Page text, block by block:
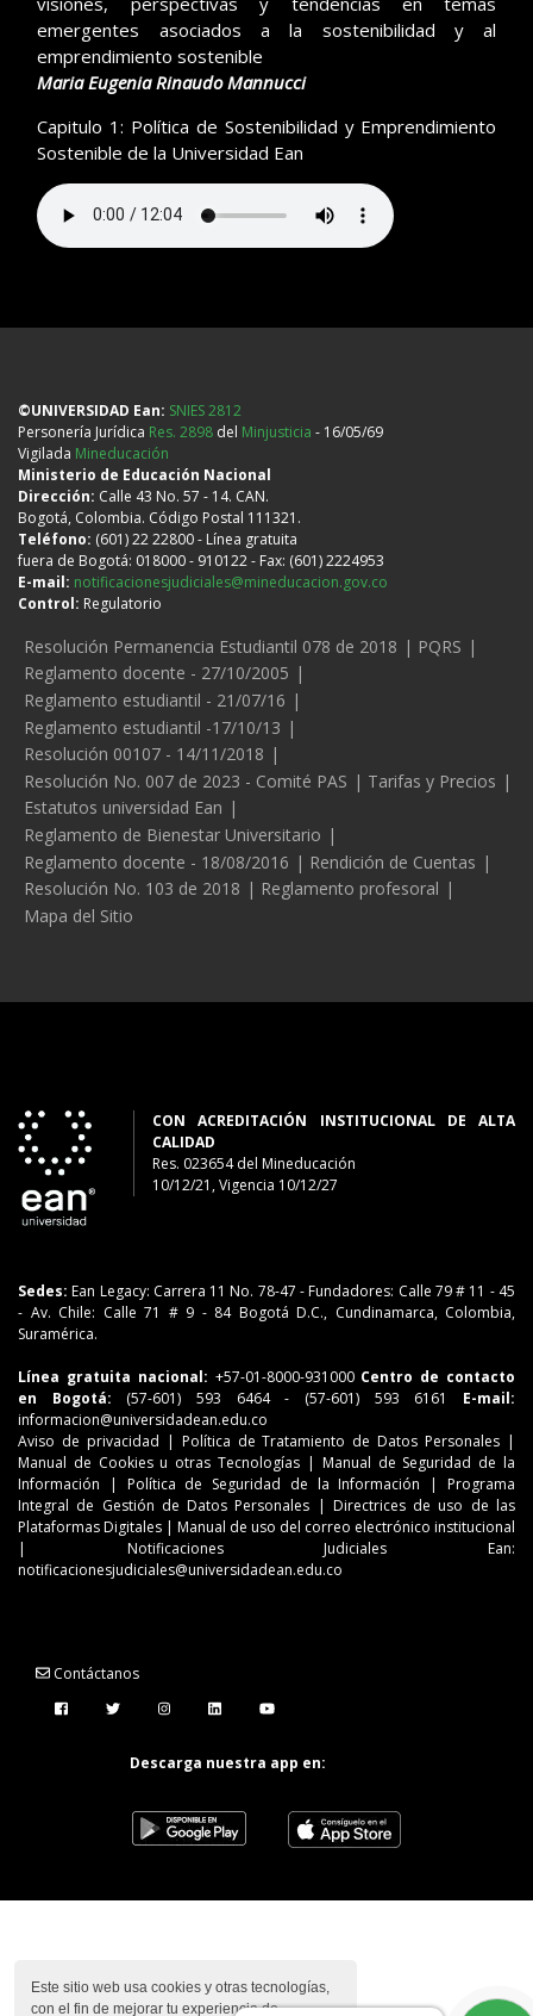
Este sitio web usa cookies y otras tecnologías,
con el fin de mejorar tu experiencia de
emergentes asociados a la sostenibilidad y al
emprendimiento sostenible
Maria Eugenia Rinaudo Mannucci
Capitulo 1: Política de Sostenibilidad y Emprendimiento
Sostenible de la Universidad Ean
©UNIVERSIDAD Ean: SNIES 2812
Personería Jurídica Res. 2898 del Minjusticia - 16/05/69
Vigilada Mineducación
Ministerio de Educación Nacional
Dirección: Calle 43 No. 57 - 14. CAN.
Bogotá, Colombia. Código Postal 111321.
Teléfono: (601) 22 22800 - Línea gratuita
fuera de Bogotá: 018000 - 910122 - Fax: (601) 2224953
E-mail: notificacionesjudiciales@mineducacion.gov.co
Control: Regulatorio
Legales
Resolución Permanencia Estudiantil 078 de 2018
PQRS
Reglamento docente - 27/10/2005
Reglamento estudiantil - 21/07/16
Reglamento estudiantil -17/10/13
Resolución 00107 - 14/11/2018
Resolución No. 007 de 2023 - Comité PAS
Tarifas y Precios
Estatutos universidad Ean
Reglamento de Bienestar Universitario
Reglamento docente - 18/08/2016
Rendición de Cuentas
Resolución No. 103 de 2018
Reglamento profesoral
Mapa del Sitio
CON ACREDITACIÓN INSTITUCIONAL DE ALTA
CALIDAD
Res. 023654del Mineducación
10/12/21, Vigencia 10/12/27
Sedes: Ean Legacy: Carrera 11 No. 78-47 -Fundadores: Calle 79 # 11 - 45
- Av. Chile: Calle 71 # 9 - 84Bogotá D.C., Cundinamarca, Colombia,
Suramérica.
Línea gratuita nacional: +57-01-8000-931000 Centro de contacto
en Bogotá:
(57-601) 593 6464- (57-601) 593 6161 E-mail:
informacion@universidadean.edu.co
Aviso de privacidad | Política de Tratamiento de Datos Personales |
Manual de Cookies u otras Tecnologías | Manual de Seguridad de la
Información | Política de Seguridad de la Información |Programa
Integral de Gestión de Datos Personales | Directrices de uso de las
Plataformas Digitales | Manual de uso del correo electrónico institucional
| Notificaciones Judiciales Ean:
notificacionesjudiciales@universidadean.edu.co
Contáctanos
Descarga nuestra app en: